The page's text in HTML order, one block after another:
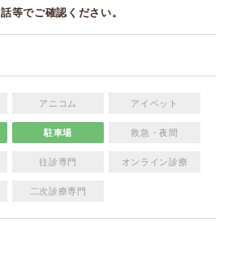
等でご確認ください。
アニコム アイペット
駐車場 救急・夜間
往診専門 オンライン診療
二次診療専門